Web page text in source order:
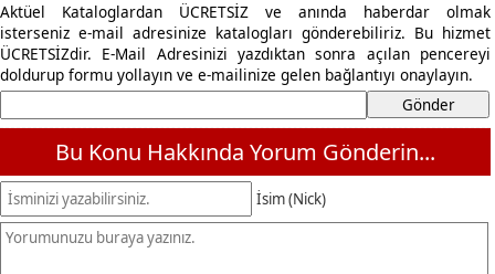
Aktüel Kataloglardan ÜCRETSİZ ve anında haberdar olmak
isterseniz e-mail adresinize katalogları gönderebiliriz. Bu hizmet
ÜCRETSİZdir. E-Mail Adresinizi yazdıktan sonra açılan pencereyi
doldurup formu yollayın ve e-mailinize gelen bağlantıyı onaylayın.
Bu Konu Hakkında Yorum Gönderin...
İsim (Nick)